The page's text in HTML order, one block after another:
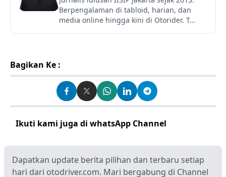
Berpengalaman di tabloid, harian, dan
media online hingga kini di Otorider. T...
Bagikan Ke :
Ikuti kami juga di whatsApp Channel
Dapatkan update berita pilihan dan terbaru setiap
hari dari otodriver.com. Mari bergabung di Channel